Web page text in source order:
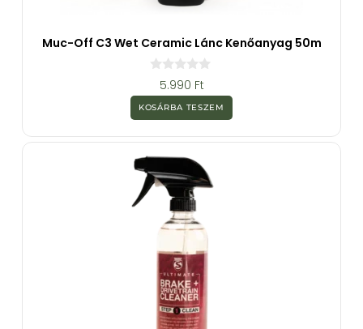
Muc-Off C3 Wet Ceramic Lánc Kenőanyag 50m
z
5
b
l
5.990 Ft
KOSÁRBA TESZEM